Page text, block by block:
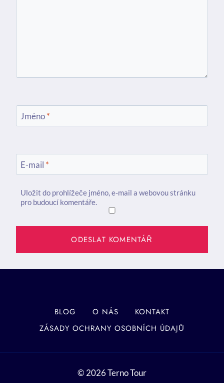
Jméno*
E-mail *
Uložit do prohlížeče jméno, e-mail a webovou stránku
pro budoucí komentáře.
BLOG O NÁS
KONTAKT
ZÁSADY OCHRANY OSOBNÍCH ÚDAJŮ
© 2026 Terno Tour